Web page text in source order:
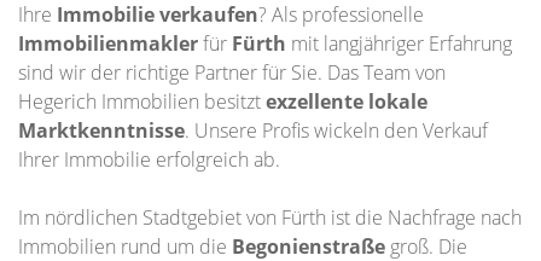
Ihre Immobilieverkaufen? Als professionelle
Immobilienmaklerfür Fürth mit langjähriger Erfahrung
sind wir der richtige Partner für Sie. Das Team von
Hegerich Immobilien besitztexzellente lokale
Marktkenntnisse. Unsere Profis wickeln den Verkauf
Ihrer Immobilie erfolgreich ab.
Im nördlichen Stadtgebiet von Fürth ist die Nachfrage nach
Immobilien rund um die Begonienstraße groß. Die